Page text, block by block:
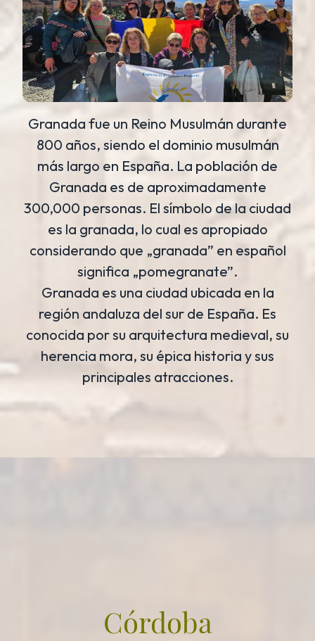
Granada fue un Reino Musulmán durante
800 años, siendo el dominio musulmán
más largo en España. La población de
Granada es de aproximadamente
300,000 personas. El símbolo de la ciudad
es la granada, lo cual es apropiado
considerando que „granada” en español
significa „pomegranate”.
Granada es una ciudad ubicada en la
región andaluza del sur de España. Es
conocida por su arquitectura medieval, su
herencia mora, su épica historia y sus
principales atracciones.
Córdoba